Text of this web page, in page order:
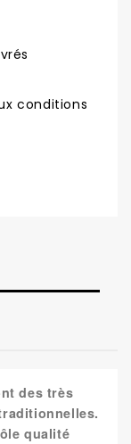
conditions
des très
qualité